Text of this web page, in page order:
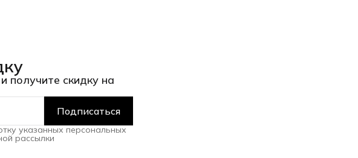
получите скидку на
Подписаться
указанных персональных
рассылки